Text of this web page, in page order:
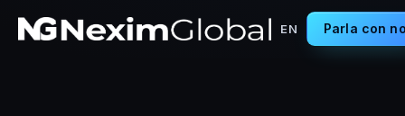
EN Parla con